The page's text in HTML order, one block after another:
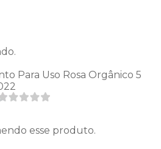
Para Uso Rosa Orgânico 5
esse produto.